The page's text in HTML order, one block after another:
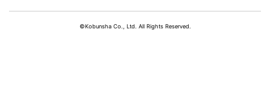
©Kobunsha Co., Ltd. All Rights Reserved.